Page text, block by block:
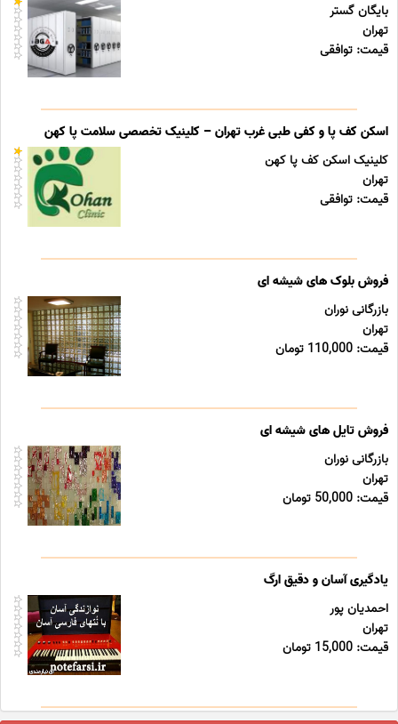
بایگان گستر
تهران
قیمت: توافقی
اسکن کف پا و کفی طبی غرب تهران – کلینیک تخصصی سلامت پا کهن
کلینیک اسکن کف پا کهن
تهران
قیمت: توافقی
فروش بلوک های شیشه ای
بازرگانی نوران
تهران
قیمت: 110,000 تومان
فروش تایل های شیشه ای
بازرگانی نوران
تهران
قیمت: 50,000 تومان
یادگیری آسان و دقیق ارگ
احمدیان پور
تهران
قیمت: 15,000 تومان